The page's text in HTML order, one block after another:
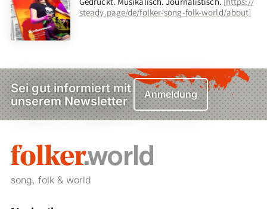
steady.page/de/folker-song-folk-world/about]
Sei gut informiert mit
unserem Newsletter
Anmeldung
song, folk & world